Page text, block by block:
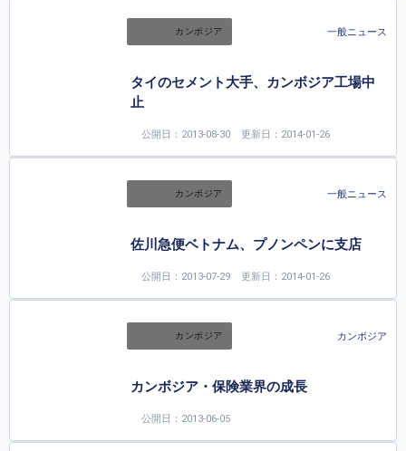
カンボジア 一般ニュース
タイのセメント大手、カンボジア工場中
止
公開日：2013-08-30 更新日：2014-01-26
カンボジア 一般ニュース
佐川急便ベトナム、プノンペンに支店
公開日：2013-07-29 更新日：2014-01-26
カンボジア カンボジア
カンボジア・保険業界の成長
公開日：2013-06-05